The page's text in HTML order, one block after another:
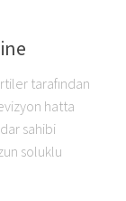
tarafından
hatta
sahibi
soluklu